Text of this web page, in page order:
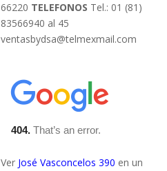
66220 TELEFONOS Tel.: 01 (81)
83566940 al 45
ventasbydsa@telmexmail.com
Ver José Vasconcelos 390 en un